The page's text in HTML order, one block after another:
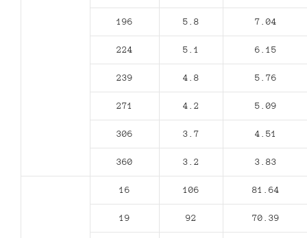
196 5.8 7.04
224 5.1 6.15
239 4.8 5.76
271 4.2 5.09
306 3.7 4.51
360 3.2 3.83
16 106 81.64
19 92 70.39